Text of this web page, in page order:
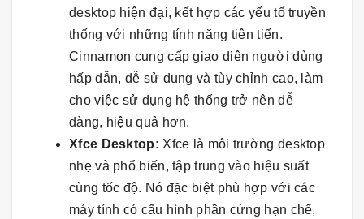
desktop hiện đại, kết hợp các yếu tố truyền
thống với những tính năng tiên tiến.
Cinnamon cung cấp giao diện người dùng
hấp dẫn, dễ sử dụng và tùy chỉnh cao, làm
cho việc sử dụng hệ thống trở nên dễ
dàng, hiệu quả hơn.
Xfce Desktop: Xfce là môi trường desktop
nhẹ và phổ biến, tập trung vào hiệu suất
cùng tốc độ. Nó đặc biệt phù hợp với các
máy tính có cấu hình phần cứng hạn chế,